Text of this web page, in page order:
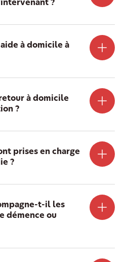
?
à domicile à
à domicile
?
prises en charge
?
t-il les
démence ou